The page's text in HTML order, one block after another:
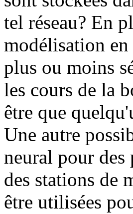
tel réseau? En
modélisation
plus ou moins
les cours de la
être que
Une autre
neural pour des
des stations de
être utilisées